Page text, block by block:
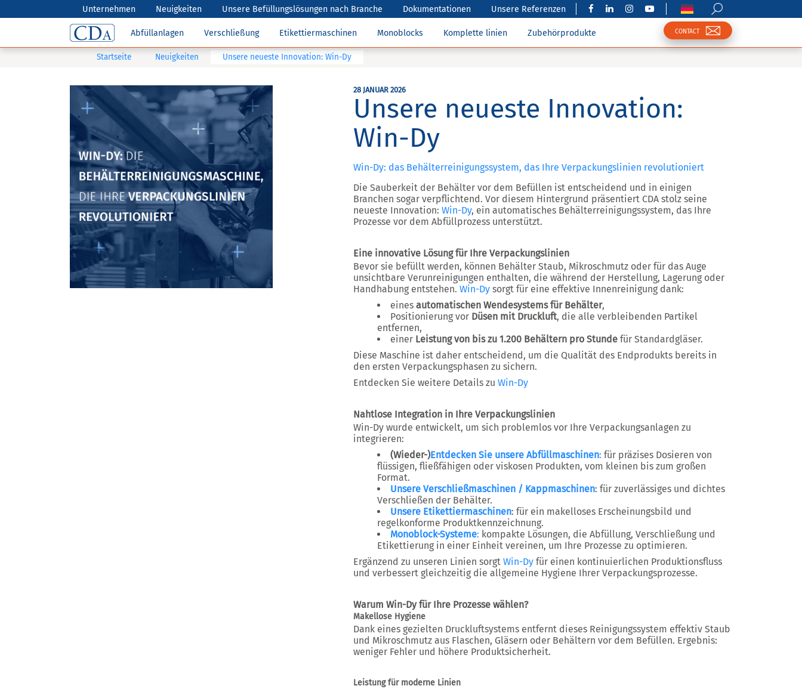
Unternehmen Neuigkeiten Unsere Befüllungslösungen nach Branche Dokumentationen Unsere Referenzen
Abfüllanlagen Verschließung Etikettiermaschinen Monoblocks Komplette linien Zubehörprodukte CONTACT
Startseite Neuigkeiten Unsere neueste Innovation: Win-Dy
28 JANUAR 2026
Unsere neueste Innovation:
Win-Dy
Win-Dy: das Behälterreinigungssystem, das Ihre Verpackungslinien revolutioniert
Die Sauberkeit der Behälter vor dem Befüllen ist entscheidend und in einigen
Branchen sogar verpflichtend. Vor diesem Hintergrund präsentiert CDA stolz seine
neueste Innovation: Win-Dy, ein automatisches Behälterreinigungssystem, das Ihre
Prozesse vor dem Abfüllprozess unterstützt.
Eine innovative Lösung für Ihre Verpackungslinien
Bevor sie befüllt werden, können Behälter Staub, Mikroschmutz oder für das Auge
unsichtbare Verunreinigungen enthalten, die während der Herstellung, Lagerung oder
Handhabung entstehen. Win-Dy sorgt für eine effektive Innenreinigung dank:
eines automatischen Wendesystems für Behälter,
Positionierung vor Düsen mit Druckluft, die alle verbleibenden Partikel
entfernen,
einer Leistung von bis zu 1.200 Behältern pro Stunde für Standardgläser.
Diese Maschine ist daher entscheidend, um die Qualität des Endprodukts bereits in
den ersten Verpackungsphasen zu sichern.
Entdecken Sie weitere Details zu Win-Dy
Nahtlose Integration in Ihre Verpackungslinien
Win-Dy wurde entwickelt, um sich problemlos vor Ihre Verpackungsanlagen zu
integrieren:
(Wieder-)Entdecken Sie unsere Abfüllmaschinen: für präzises Dosieren von
flüssigen, fließfähigen oder viskosen Produkten, vom kleinen bis zum großen
Format.
Unsere Verschließmaschinen / Kappmaschinen: für zuverlässiges und dichtes
Verschließen der Behälter.
Unsere Etikettiermaschinen: für ein makelloses Erscheinungsbild und
regelkonforme Produktkennzeichnung.
Monoblock-Systeme: kompakte Lösungen, die Abfüllung, Verschließung und
Etikettierung in einer Einheit vereinen, um Ihre Prozesse zu optimieren.
Ergänzend zu unseren Linien sorgt Win-Dy für einen kontinuierlichen Produktionsfluss
und verbessert gleichzeitig die allgemeine Hygiene Ihrer Verpackungsprozesse.
Warum Win-Dy für Ihre Prozesse wählen?
Makellose Hygiene
Dank eines gezielten Druckluftsystems entfernt dieses Reinigungssystem effektiv Staub
und Mikroschmutz aus Flaschen, Gläsern oder Behältern vor dem Befüllen. Ergebnis:
weniger Fehler und höhere Produktsicherheit.
Leistung für moderne Linien